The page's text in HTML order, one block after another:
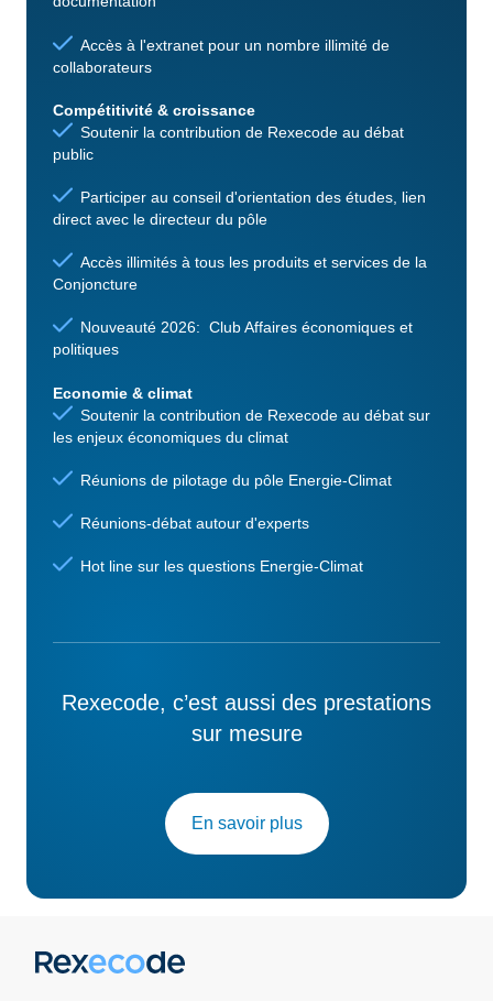
Accès à l'extranet pour un nombre illimité de
collaborateurs
Compétitivité & croissance
Soutenir la contribution de Rexecode au débat
public
Participer au conseil d'orientation des études, lien
direct avec le directeur du pôle
Accès illimités à tous les produits et services de la
Conjoncture
Nouveauté 2026: Club Affaires économiques et
politiques
Economie & climat
Soutenir la contribution de Rexecode au débat sur
les enjeux économiques du climat
Réunions de pilotage du pôle Energie-Climat
Réunions-débat autour d'experts
Hot line sur les questions Energie-Climat
Rexecode, c’est aussi des prestations
sur mesure
En savoir plus